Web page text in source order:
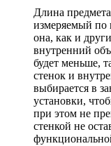
Длина
измеряемый по
она, как и
внутренний
будет меньше,
стенок и
выбирается в
установки,
при этом не
стенкой не